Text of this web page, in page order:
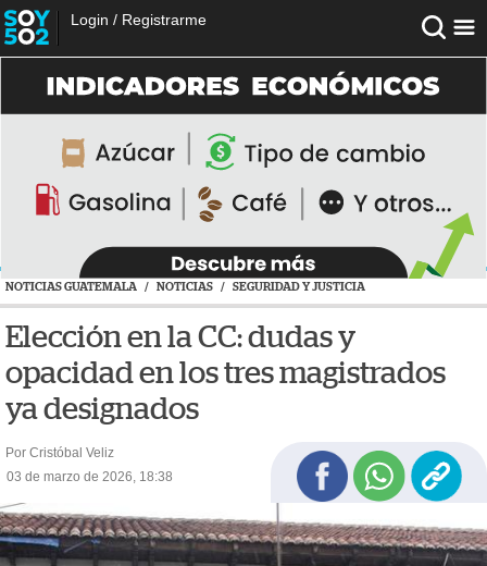
Login / Registrarme
NOTICIAS GUATEMALA / NOTICIAS / SEGURIDAD Y JUSTICIA
Elección en la CC: dudas y
opacidad en los tres magistrados
ya designados
Por Cristóbal Veliz
03 de marzo de 2026, 18:38